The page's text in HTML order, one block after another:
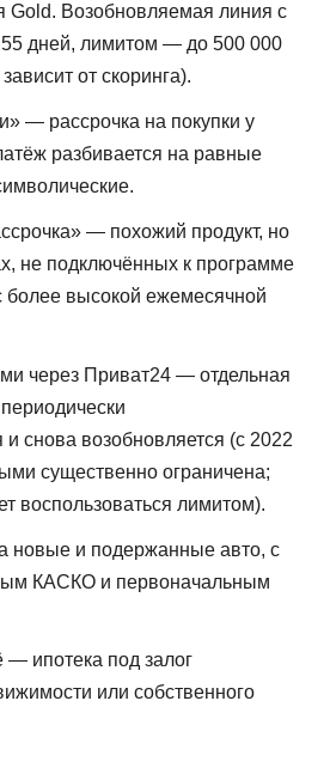
Gold. Возобновляемая линия с
дней, лимитом — до 500 000
от скоринга).
— рассрочка на покупки у
разбивается на равные
— похожий продукт, но
не подключённых к программе
более высокой ежемесячной
через Приват24 — отдельная
и снова возобновляется (с 2022
существенно ограничена;
воспользоваться лимитом).
новые и подержанные авто, с
КАСКО и первоначальным
— ипотека под залог
или собственного